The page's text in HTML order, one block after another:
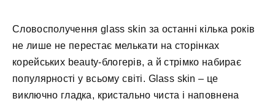
Словосполучення glass skin за останні кілька років
не лише не перестає мелькати на сторінках
корейських beauty-блогерів, а й стрімко набирає
популярності у всьому світі. Glass skin – це
виключно гладка, кристально чиста і наповнена